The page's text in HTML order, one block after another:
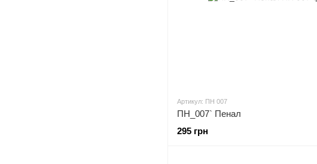
Артикул: ПН 007
ПН_007` Пенал
295 грн